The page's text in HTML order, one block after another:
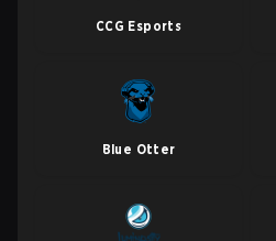
CCG Esports
Blue Otter